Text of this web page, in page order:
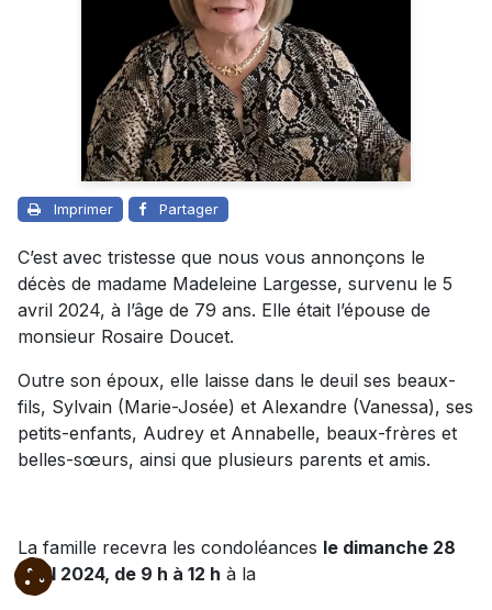
Imprimer Partager
C’est avec tristesse que nous vous annonçons le
décès de madame Madeleine Largesse, survenu le 5
avril 2024, à l’âge de 79 ans. Elle était l’épouse de
monsieur Rosaire Doucet.
Outre son époux, elle laisse dans le deuil ses beaux-
fils, Sylvain (Marie-Josée) et Alexandre (Vanessa), ses
petits-enfants, Audrey et Annabelle, beaux-frères et
belles-sœurs, ainsi que plusieurs parents et amis.
La famille recevra les condoléances le dimanche 28
avril 2024, de 9 h à 12 h à la